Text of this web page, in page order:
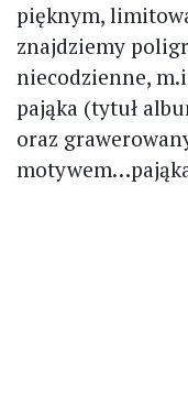
pięknym,
znajdziemy
niecodzienne,
pająka (tytuł
oraz